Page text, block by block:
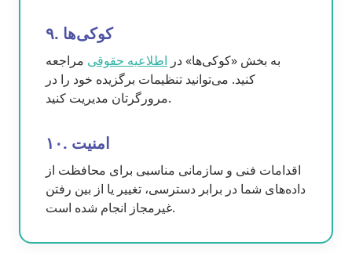
۹. کوکی‌ها
به بخش «کوکی‌ها» در اطلاعیه حقوقی مراجعه
کنید. می‌توانید تنظیمات برگزیده خود را در
مرورگرتان مدیریت کنید.
۱۰. امنیت
اقدامات فنی و سازمانی مناسبی برای محافظت از
داده‌های شما در برابر دسترسی، تغییر یا از بین رفتن
غیرمجاز انجام شده است.